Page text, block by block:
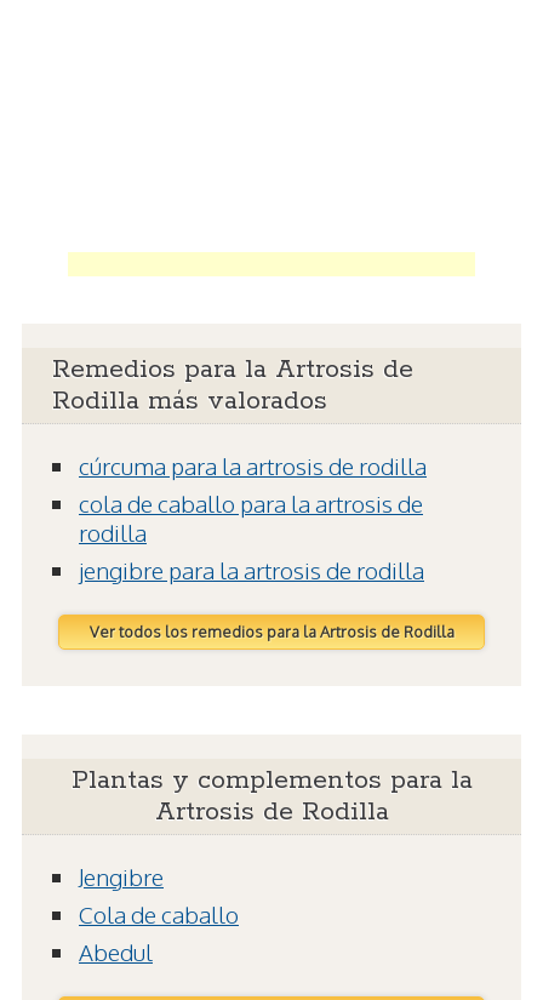
Remedios para la Artrosis de
Rodilla más valorados
cúrcuma para la artrosis de rodilla
cola de caballo para la artrosis de
rodilla
jengibre para la artrosis de rodilla
Ver todos los remedios para la Artrosis de Rodilla
Plantas y complementos para la
Artrosis de Rodilla
Jengibre
Cola de caballo
Abedul